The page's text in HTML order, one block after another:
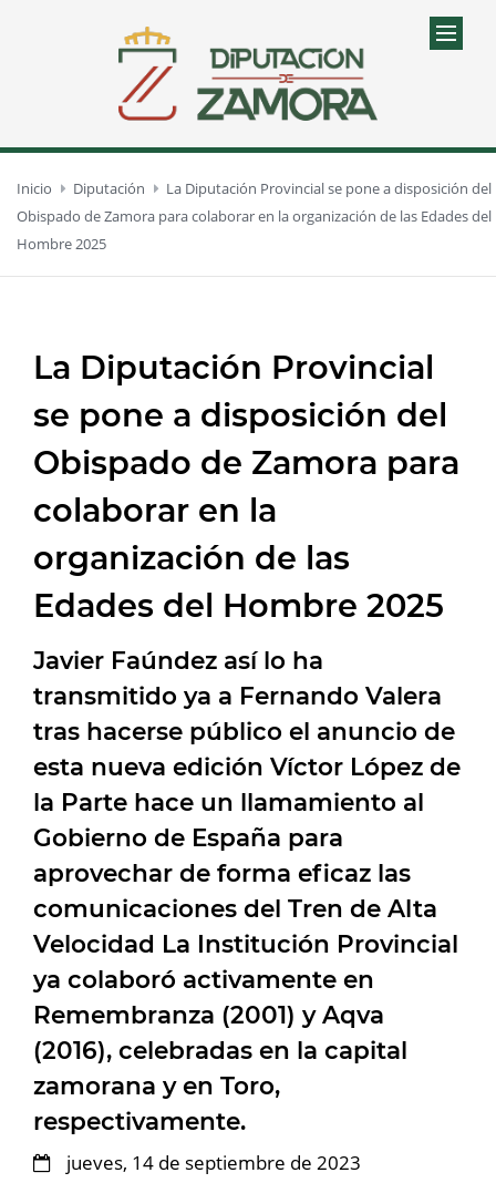
Inicio Diputación
La Diputación Provincial se pone a disposición del
Obispado de Zamora para colaborar en la organización de las Edades del
Hombre 2025
La Diputación Provincial
se pone a disposición del
Obispado de Zamora para
colaborar en la
organización de las
Edades del Hombre 2025
Javier Faúndez así lo ha
transmitido ya a Fernando Valera
tras hacerse público el anuncio de
esta nueva edición Víctor López de
la Parte hace un llamamiento al
Gobierno de España para
aprovechar de forma eficaz las
comunicaciones del Tren de Alta
Velocidad La Institución Provincial
ya colaboró activamente en
Remembranza (2001) y Aqva
(2016), celebradas en la capital
zamorana y en Toro,
respectivamente.
jueves, 14 de septiembre de 2023